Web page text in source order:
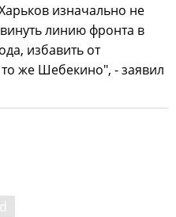
изначально не
линию фронта в
избавить от
же Шебекино", - заявил